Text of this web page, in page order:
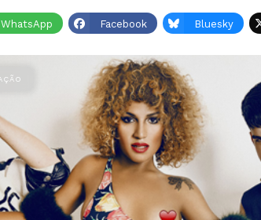
WhatsApp Facebook Bluesky